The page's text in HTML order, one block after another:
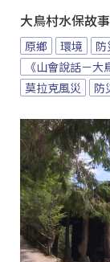
大鳥村水保故
原鄉 環境 防
《山會說話－大
莫拉克風災
防